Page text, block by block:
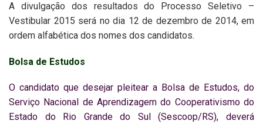
A divulgação dos resultados do Processo Seletivo –
Vestibular 2015 será no dia 12 de dezembro de 2014, em
ordem alfabética dos nomes dos candidatos.
Bolsa de Estudos
O candidato que desejar pleitear a Bolsa de Estudos, do
Serviço Nacional de Aprendizagem do Cooperativismo do
Estado do Rio Grande do Sul (Sescoop/RS), deverá